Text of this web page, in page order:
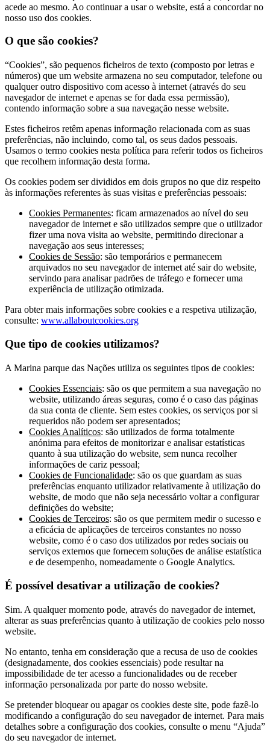
acede ao mesmo. Ao continuar a usar o website, está a concordar no
nosso uso dos cookies.
O que são cookies?
“Cookies”, são pequenos ficheiros de texto (composto por letras e
números) que um website armazena no seu computador, telefone ou
qualquer outro dispositivo com acesso à internet (através do seu
navegador de internet e apenas se for dada essa permissão),
contendo informação sobre a sua navegação nesse website.
Estes ficheiros retêm apenas informação relacionada com as suas
preferências, não incluindo, como tal, os seus dados pessoais.
Usamos o termo cookies nesta política para referir todos os ficheiros
que recolhem informação desta forma.
Os cookies podem ser divididos em dois grupos no que diz respeito
às informações referentes às suas visitas e preferências pessoais:
Cookies Permanentes: ficam armazenados ao nível do seu
navegador de internet e são utilizados sempre que o utilizador
fizer uma nova visita ao website, permitindo direcionar a
navegação aos seus interesses;
Cookies de Sessão: são temporários e permanecem
arquivados no seu navegador de internet até sair do website,
servindo para analisar padrões de tráfego e fornecer uma
experiência de utilização otimizada.
Para obter mais informações sobre cookies e a respetiva utilização,
consulte: www.allaboutcookies.org
Que tipo de cookies utilizamos?
A Marina parque das Nações utiliza os seguintes tipos de cookies:
Cookies Essenciais: são os que permitem a sua navegação no
website, utilizando áreas seguras, como é o caso das páginas
da sua conta de cliente. Sem estes cookies, os serviços por si
requeridos não podem ser apresentados;
Cookies Analíticos: são utilizados de forma totalmente
anónima para efeitos de monitorizar e analisar estatísticas
quanto à sua utilização do website, sem nunca recolher
informações de cariz pessoal;
Cookies de Funcionalidade: são os que guardam as suas
preferências enquanto utilizador relativamente à utilização do
website, de modo que não seja necessário voltar a configurar
definições do website;
Cookies de Terceiros: são os que permitem medir o sucesso e
a eficácia de aplicações de terceiros constantes no nosso
website, como é o caso dos utilizados por redes sociais ou
serviços externos que fornecem soluções de análise estatística
e de desempenho, nomeadamente o Google Analytics.
É possível desativar a utilização de cookies?
Sim. A qualquer momento pode, através do navegador de internet,
alterar as suas preferências quanto à utilização de cookies pelo nosso
website.
No entanto, tenha em consideração que a recusa de uso de cookies
(designadamente, dos cookies essenciais) pode resultar na
impossibilidade de ter acesso a funcionalidades ou de receber
informação personalizada por parte do nosso website.
Se pretender bloquear ou apagar os cookies deste site, pode fazê-lo
modificando a configuração do seu navegador de internet. Para mais
detalhes sobre a configuração dos cookies, consulte o menu “Ajuda”
do seu navegador de internet.​